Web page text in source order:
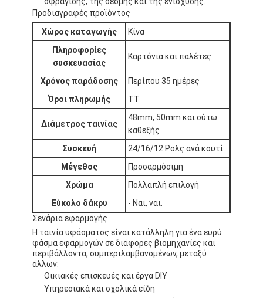
Προδιαγραφές προϊόντος
Χώρος καταγωγής
Κίνα
Πληροφορίες
συσκευασίας
Καρτόνια και παλέτες
Χρόνος παράδοσης
Περίπου 35 ημέρες
Όροι πληρωμής
ΤΤ
Διάμετρος ταινίας
48mm, 50mm και ούτω
καθεξής
Συσκευή
24/16/12 Ρολς ανά κουτί
Μέγεθος
Προσαρμόσιμη
Χρώμα
Πολλαπλή επιλογή
Εύκολο δάκρυ
- Ναι, ναι.
Σενάρια εφαρμογής
Η ταινία υφάσματος είναι κατάλληλη για ένα ευρύ
φάσμα εφαρμογών σε διάφορες βιομηχανίες και
περιβάλλοντα, συμπεριλαμβανομένων, μεταξύ
άλλων:
Οικιακές επισκευές και έργα DIY
Υπηρεσιακά και σχολικά είδη